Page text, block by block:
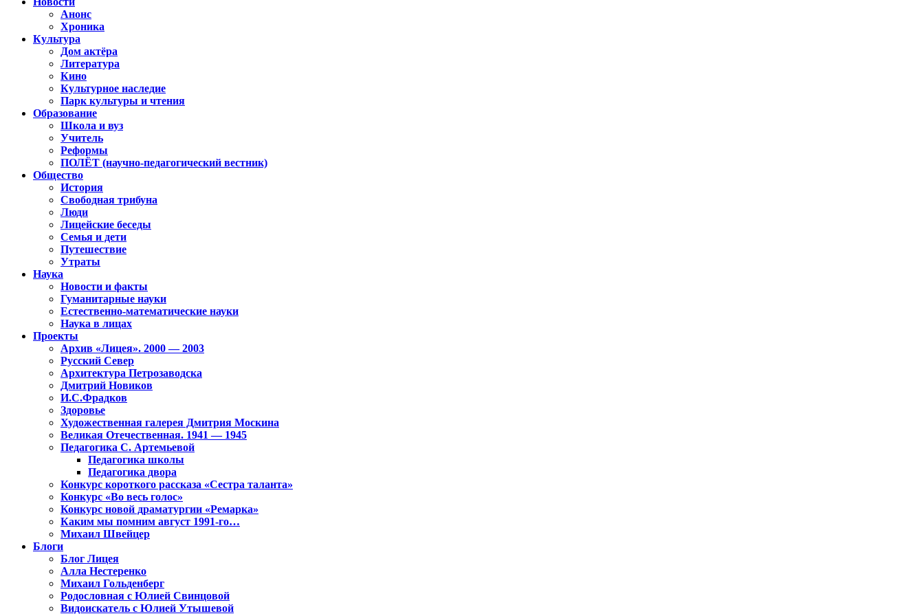
Анонс
Хроника
Культура
Дом актёра
Литература
Кино
Культурное наследие
Парк культуры и чтения
Образование
Школа и вуз
Учитель
Реформы
ПОЛЁТ (научно-педагогический вестник)
Общество
История
Свободная трибуна
Люди
Лицейские беседы
Семья и дети
Путешествие
Утраты
Наука
Новости и факты
Гуманитарные науки
Естественно-математические науки
Наука в лицах
Проекты
Архив «Лицея». 2000 — 2003
Русский Север
Архитектура Петрозаводска
Дмитрий Новиков
И.С.Фрадков
Здоровье
Художественная галерея Дмитрия Москина
Великая Отечественная. 1941 — 1945
Педагогика С. Артемьевой
Педагогика школы
Педагогика двора
Конкурс короткого рассказа «Сестра таланта»
Конкурс «Во весь голос»
Конкурс новой драматургии «Ремарка»
Каким мы помним август 1991-го…
Михаил Швейцер
Блоги
Блог Лицея
Алла Нестеренко
Михаил Гольденберг
Родословная с Юлией Свинцовой
Видоискатель с Юлией Утышевой